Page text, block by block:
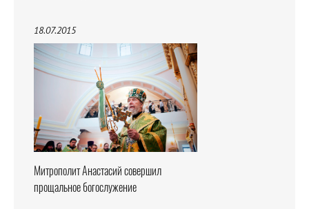
18.07.2015
Митрополит Анастасий совершил
прощальное богослужение